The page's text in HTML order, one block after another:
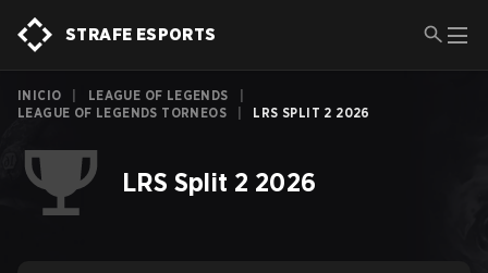
STRAFE ESPORTS
INICIO LEAGUE OF LEGENDS
LEAGUE OF LEGENDS TORNEOS
LRS SPLIT 2 2026
LRS Split 2 2026